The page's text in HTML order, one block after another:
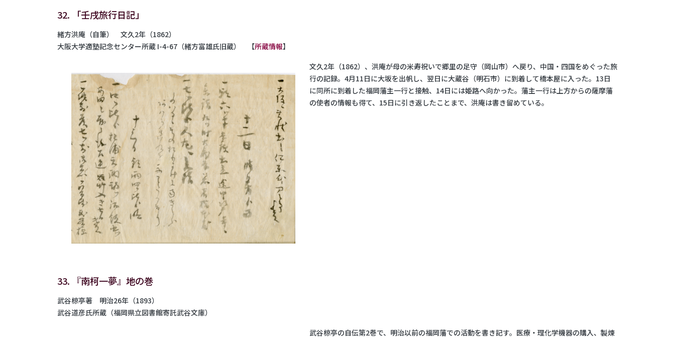
32. 「壬戌旅行日記」
緒方洪庵（自筆） 文久2年（1862）
大阪大学適塾記念センター所蔵 I-4-67（緒方富雄氏旧蔵） 【所蔵情報】
文久2年（1862）、洪庵が母の米寿祝いで郷里の足守（岡山市）へ戻り、中国・四国をめぐった旅
行の記録。4月11日に大坂を出帆し、翌日に大蔵谷（明石市）に到着して橋本屋に入った。13日
に同所に到着した福岡藩主一行と接触、14日には姫路へ向かった。藩主一行は上方からの薩摩藩
の使者の情報も得て、15日に引き返したことまで、洪庵は書き留めている。
33. 『南柯一夢』地の巻
武谷椋亭著 明治26年（1893）
武谷道彦氏所蔵（福岡県立図書館寄託武谷文庫）
武谷椋亭の自伝第2巻で、明治以前の福岡藩での活動を書き記す。医療・理化学機器の購入、製煉